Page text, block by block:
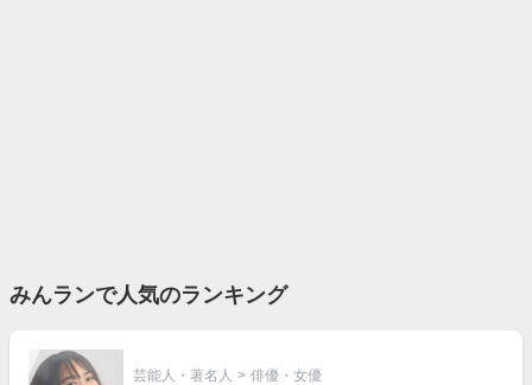
みんランで人気のランキング
芸能人・著名人 > 俳優・女優